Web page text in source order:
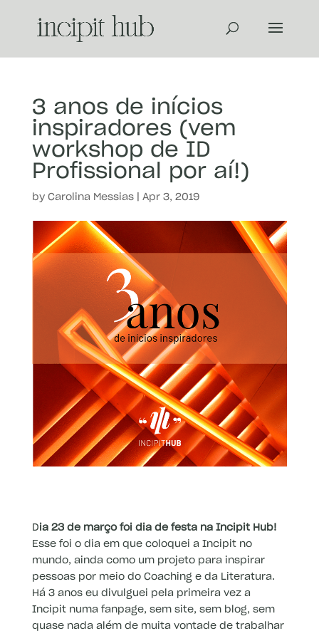
3 anos de inícios
inspiradores (vem
workshop de ID
Profissional por aí!)
by Carolina Messias| Apr 3, 2019
Dia 23 de março foi dia de festa na Incipit Hub!
Esse foi o dia em que coloquei a Incipit no
mundo, ainda como um projeto para inspirar
pessoas por meio do Coaching e da Literatura.
Há 3 anos eu divulguei pela primeira vez a
Incipit numa fanpage, sem site, sem blog, sem
quase nada além de muita vontade de trabalhar